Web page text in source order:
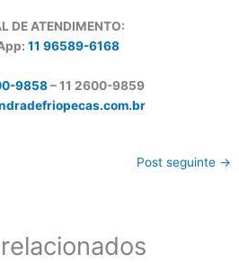
DE ATENDIMENTO:
11 96589-6168
9858– 11 2600-9859
Post seguinte →